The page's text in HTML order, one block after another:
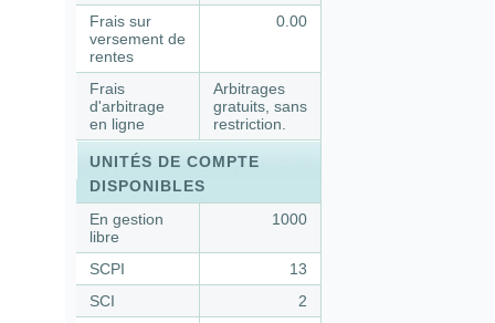
Frais sur
versement de
rentes
0.00
Frais
d'arbitrage
en ligne
Arbitrages
gratuits, sans
restriction.
UNITÉS DE COMPTE
DISPONIBLES
En gestion
libre
1000
SCPI
13
SCI
2